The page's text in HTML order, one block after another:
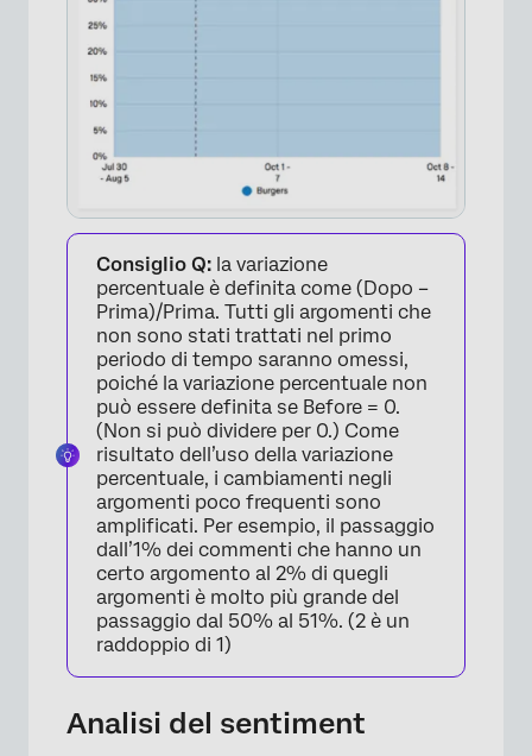
Consiglio Q: la variazione
percentuale è definita come (Dopo –
Prima)/Prima. Tutti gli argomenti che
non sono stati trattati nel primo
periodo di tempo saranno omessi,
poiché la variazione percentuale non
può essere definita se Before = 0.
(Non si può dividere per 0.) Come
risultato dell’uso della variazione
percentuale, i cambiamenti negli
argomenti poco frequenti sono
amplificati. Per esempio, il passaggio
dall’1% dei commenti che hanno un
certo argomento al 2% di quegli
argomenti è molto più grande del
passaggio dal 50% al 51%. (2 è un
raddoppio di 1)
Analisi del sentiment